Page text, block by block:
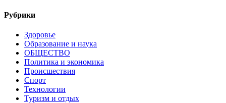
Рубрики
Здоровье
Образование и наука
ОБЩЕСТВО
Политика и экономика
Происшествия
Спорт
Технологии
Туризм и отдых